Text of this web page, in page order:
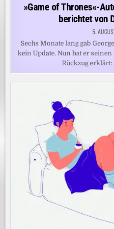
»Game of Thrones«-
berichtet von
5.
Sechs Monate lang gab
kein Update. Nun hat er
Rückzug